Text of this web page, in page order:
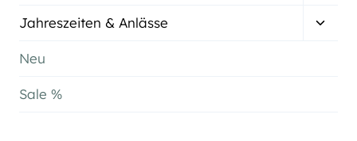
Jahreszeiten & Anlässe
Neu
Sale %